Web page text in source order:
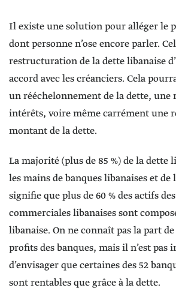
Il existe une solution pour alléger le
dont personne n’ose encore parler.
restructuration de la dette libanaise
accord avec les créanciers. Cela
un rééchelonnement de la dette, une
intérêts, voire même carrément une
montant de la dette.
La majorité (plus de 85 %) de la dette
les mains de banques libanaises et de
signifie que plus de 60 % des actifs
commerciales libanaises sont
libanaise. On ne connaît pas la part
profits des banques, mais il n’est pas
d’envisager que certaines des 52
sont rentables que grâce à la dette.